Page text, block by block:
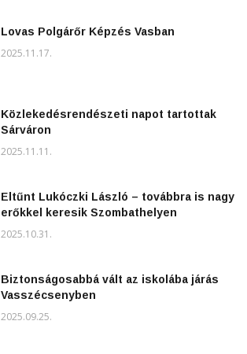
Lovas Polgárőr Képzés Vasban
2025.11.17.
Közlekedésrendészeti napot tartottak
Sárváron
2025.11.11.
Eltűnt Lukóczki László – továbbra is nagy
erőkkel keresik Szombathelyen
2025.10.31.
Biztonságosabbá vált az iskolába járás
Vasszécsenyben
2025.09.25.